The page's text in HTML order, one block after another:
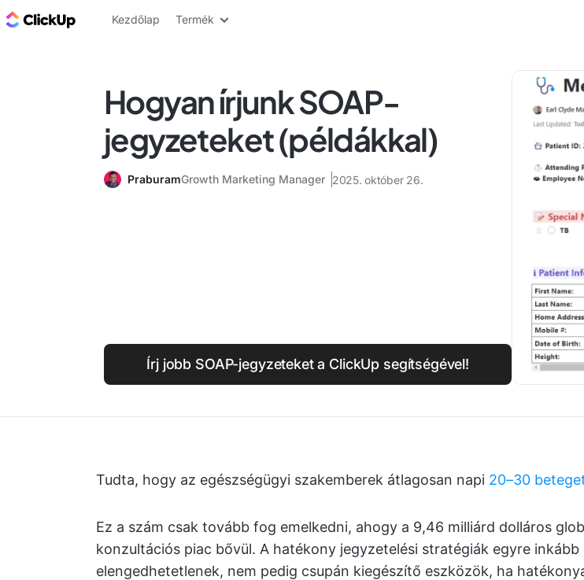
ClickUp blog
Kezdőlap Termék
Hogyan írjunk SOAP-
jegyzeteket (példákkal)
PraburamGrowth Marketing Manager 2025. október 26.
Írj jobb SOAP-jegyzeteket a ClickUp segítségével!
Tudta, hogy az egészségügyi szakemberek átlagosan napi 20–30
Ez a szám csak tovább fog emelkedni, ahogy a 9,46 milliárd dolláros
konzultációs piac bővül. A hatékony jegyzetelési stratégiák egyre inkább
elengedhetetlenek, nem pedig csupán kiegészítő eszközök, ha